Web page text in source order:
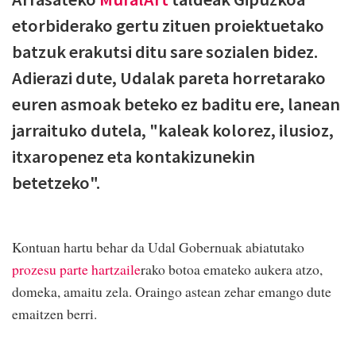
etorbiderako gertu zituen proiektuetako
batzuk erakutsi ditu sare sozialen bidez.
Adierazi dute, Udalak pareta horretarako
euren asmoak beteko ez baditu ere, lanean
jarraituko dutela, "kaleak kolorez, ilusioz,
itxaropenez eta kontakizunekin
betetzeko".
Kontuan hartu behar da Udal Gobernuak abiatutako
prozesu parte hartzailerako botoa emateko aukera atzo,
domeka, amaitu zela. Oraingo astean zehar emango dute
emaitzen berri.